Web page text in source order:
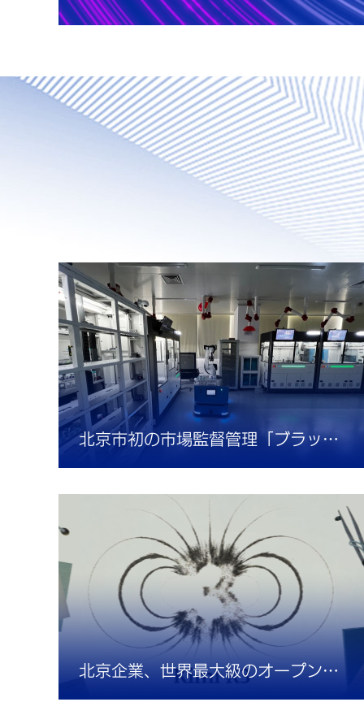
北京市初の市場監督管理「ブラックライト」AIラボが稼働
北京企業、世界最大級のオープンソースモデル「Kimi K3」を発表